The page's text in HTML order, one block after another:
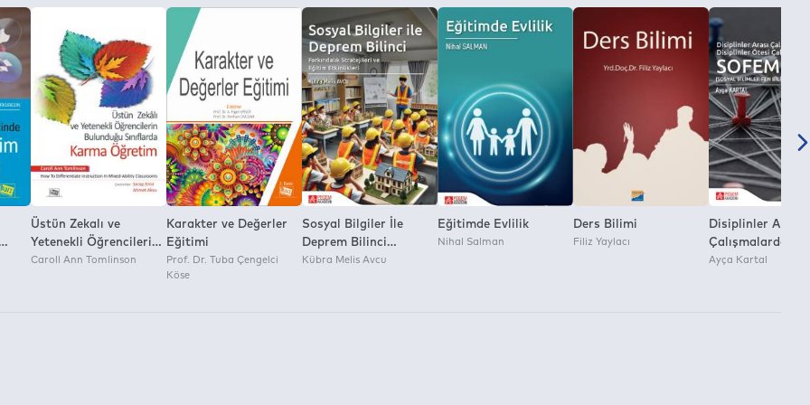
Üstün Zekalı ve
Yetenekli Öğrencilerin
Bulunduğu Sınıflarda
Caroll Ann Tomlinson
Karakter ve Değerler
Eğitimi
Prof. Dr. Tuba Çengelci
Köse
Sosyal Bilgiler İle
Deprem Bilinci
Farkındalık Stratejileri
Kübra Melis Avcu
Eğitimde Evlilik
Nihal Salman
Ders Bilimi
Filiz Yaylacı
Disiplinler Arası
Çalışmalardan
Disiplinler Ötesi
Ayça Kartal